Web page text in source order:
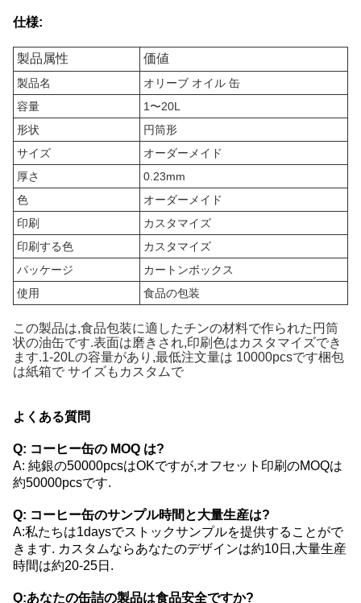
仕様:
製品属性 価値
製品名
オリーブ オイル 缶
容量
1〜20L
形状
円筒形
サイズ
オーダーメイド
厚さ
0.23mm
色
オーダーメイド
印刷
カスタマイズ
印刷する色
カスタマイズ
パッケージ
カートンボックス
使用
食品の包装
この製品は,食品包装に適したチンの材料で作られた円筒
状の油缶です.表面は磨きされ,印刷色はカスタマイズでき
ます.1-20Lの容量があり,最低注文量は 10000pcsです梱包
は紙箱で サイズもカスタムで
よくある質問
Q: コーヒー缶の MOQ は?
A: 純銀の50000pcsはOKですが,オフセット印刷のMOQは
約50000pcsです.
Q: コーヒー缶のサンプル時間と大量生産は?
A:私たちは1daysでストックサンプルを提供することがで
きます. カスタムならあなたのデザインは約10日,大量生産
時間は約20-25日.
Q:あなたの缶詰の製品は食品安全ですか?